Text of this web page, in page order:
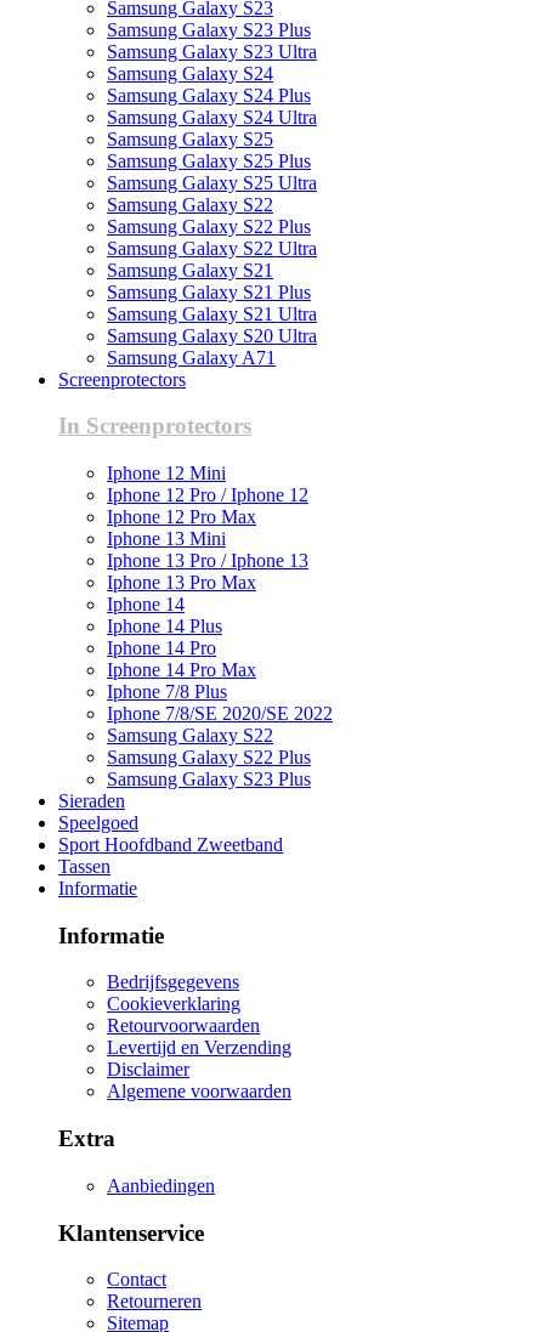
Samsung Galaxy S23
Samsung Galaxy S23 Plus
Samsung Galaxy S23 Ultra
Samsung Galaxy S24
Samsung Galaxy S24 Plus
Samsung Galaxy S24 Ultra
Samsung Galaxy S25
Samsung Galaxy S25 Plus
Samsung Galaxy S25 Ultra
Samsung Galaxy S22
Samsung Galaxy S22 Plus
Samsung Galaxy S22 Ultra
Samsung Galaxy S21
Samsung Galaxy S21 Plus
Samsung Galaxy S21 Ultra
Samsung Galaxy S20 Ultra
Samsung Galaxy A71
Screenprotectors
In Screenprotectors
Iphone 12 Mini
Iphone 12 Pro / Iphone 12
Iphone 12 Pro Max
Iphone 13 Mini
Iphone 13 Pro / Iphone 13
Iphone 13 Pro Max
Iphone 14
Iphone 14 Plus
Iphone 14 Pro
Iphone 14 Pro Max
Iphone 7/8 Plus
Iphone 7/8/SE 2020/SE 2022
Samsung Galaxy S22
Samsung Galaxy S22 Plus
Samsung Galaxy S23 Plus
Sieraden
Speelgoed
Sport Hoofdband Zweetband
Tassen
Informatie
Informatie
Bedrijfsgegevens
Cookieverklaring
Retourvoorwaarden
Levertijd en Verzending
Disclaimer
Algemene voorwaarden
Extra
Aanbiedingen
Klantenservice
Contact
Retourneren
Sitemap